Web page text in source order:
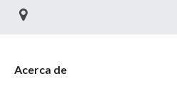
Acerca de